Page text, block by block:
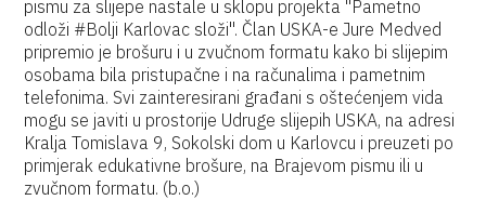
pismu za slijepe nastale u sklopu projekta "Pametno
odloži #Bolji Karlovac složi". Član USKA-e Jure Medved
pripremio je brošuru i u zvučnom formatu kako bi slijepim
osobama bila pristupačne i na računalima i pametnim
telefonima. Svi zainteresirani građani s oštećenjem vida
mogu se javiti u prostorije Udruge slijepih USKA, na adresi
Kralja Tomislava 9, Sokolski dom u Karlovcu i preuzeti po
primjerak edukativne brošure, na Brajevom pismu ili u
zvučnom formatu. (b.o.)